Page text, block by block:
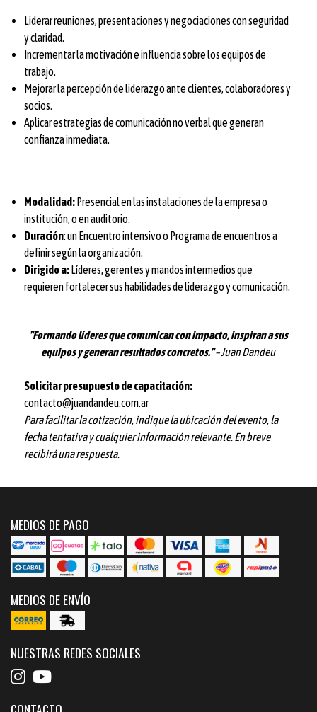
Liderar reuniones, presentaciones y negociaciones con seguridad
y claridad.
Incrementar la motivación e influencia sobre los equipos de
trabajo.
Mejorar la percepción de liderazgo ante clientes, colaboradores y
socios.
Aplicar estrategias de comunicación no verbal que generan
confianza inmediata.
Modalidad:Presencial en las instalaciones de la empresa o
institución, o en auditorio.
Duración: un Encuentro intensivo o Programa de encuentros a
definir según la organización.
Dirigido a:Líderes, gerentes y mandos intermedios que
requieren fortalecer sus habilidades de liderazgo y comunicación.
"Formando líderes que comunican con impacto, inspiran a sus
equipos y generan resultados concretos."– Juan Dandeu
Solicitar presupuesto de capacitación:
contacto@juandandeu.com.ar
Para facilitar la cotización, indique la ubicación del evento, la
fecha tentativa y cualquier información relevante. En breve
recibirá una respuesta.
MEDIOS DE PAGO
MEDIOS DE ENVÍO
NUESTRAS REDES SOCIALES